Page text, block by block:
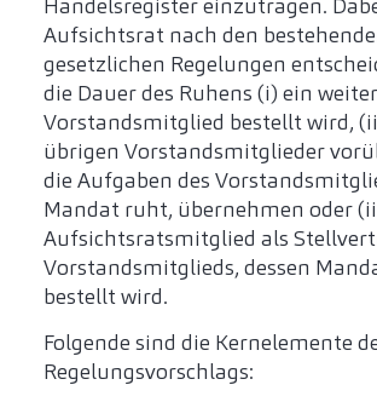
Handelsregister einzutragen.
Aufsichtsrat nach den
gesetzlichen Regelungen
die Dauer des Ruhens (i) ein
Vorstandsmitglied bestellt wird,
übrigen Vorstandsmitglieder
die Aufgaben des
Mandat ruht, übernehmen oder
Aufsichtsratsmitglied als
Vorstandsmitglieds, dessen
bestellt wird.
Folgende sind die Kernelemente
Regelungsvorschlags: